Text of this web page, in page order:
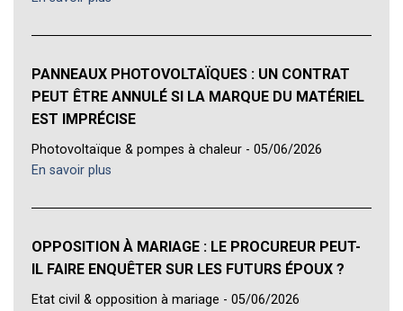
PANNEAUX PHOTOVOLTAÏQUES : UN CONTRAT
PEUT ÊTRE ANNULÉ SI LA MARQUE DU MATÉRIEL
EST IMPRÉCISE
Photovoltaïque & pompes à chaleur - 05/06/2026
En savoir plus
OPPOSITION À MARIAGE : LE PROCUREUR PEUT-
IL FAIRE ENQUÊTER SUR LES FUTURS ÉPOUX ?
Etat civil & opposition à mariage - 05/06/2026